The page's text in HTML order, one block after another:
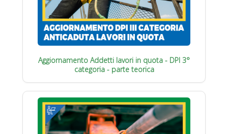
Aggiornamento Addetti lavori in quota - DPI 3°
categoria - parte teorica